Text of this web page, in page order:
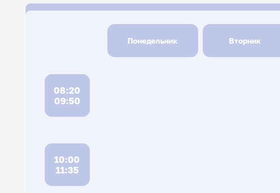
Понедельник Вторник
08:20
09:50
10:00
11:35